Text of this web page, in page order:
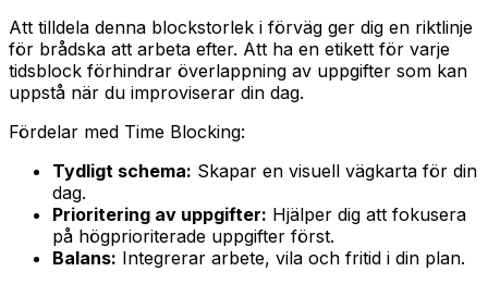
Att tilldela denna blockstorlek i förväg ger dig en riktlinje
för brådska att arbeta efter. Att ha en etikett för varje
tidsblock förhindrar överlappning av uppgifter som kan
uppstå när du improviserar din dag.
Fördelar med Time Blocking:
Tydligt schema: Skapar en visuell vägkarta för din
dag.
Prioritering av uppgifter: Hjälper dig att fokusera
på högprioriterade uppgifter först.
Balans: Integrerar arbete, vila och fritid i din plan.